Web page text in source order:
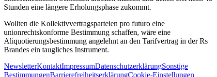
Stunden eine längere Erholungsphase zukommt.
Wollten die Kollektivvertragsparteien pro futuro eine
unionrechtskonforme Bestimmung schaffen, wäre eine
Aliquotierungsbestimmung angelehnt an den Tarifvertrag in der Rs
Brandes ein taugliches Instrument.
NewsletterKontaktImpressumDatenschutzerklärungSonstige
BestimmungenBarrierefreiheitserklärungCookie-Einstellungen